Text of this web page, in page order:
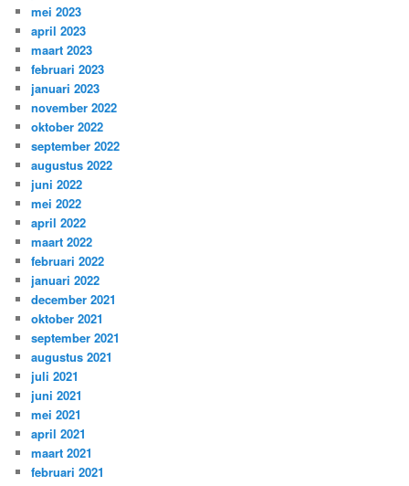
mei 2023
april 2023
maart 2023
februari 2023
januari 2023
november 2022
oktober 2022
september 2022
augustus 2022
juni 2022
mei 2022
april 2022
maart 2022
februari 2022
januari 2022
december 2021
oktober 2021
september 2021
augustus 2021
juli 2021
juni 2021
mei 2021
april 2021
maart 2021
februari 2021